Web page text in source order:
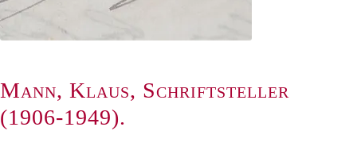
Mann, Klaus, Schriftsteller
(1906-1949).